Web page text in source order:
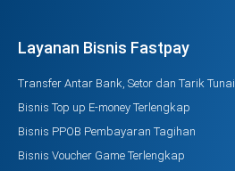
Layanan Bisnis Fastpay
Transfer Antar Bank, Setor dan Tarik Tunai
Bisnis Top up E-money Terlengkap
Bisnis PPOB Pembayaran Tagihan
Bisnis Voucher Game Terlengkap